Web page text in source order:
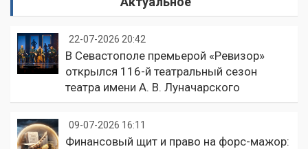
22-07-2026 20:42
В Севастополе премьерой «Ревизор»
открылся 116-й театральный сезон
театра имени А. В. Луначарского
09-07-2026 16:11
Финансовый щит и право на форс-мажор: